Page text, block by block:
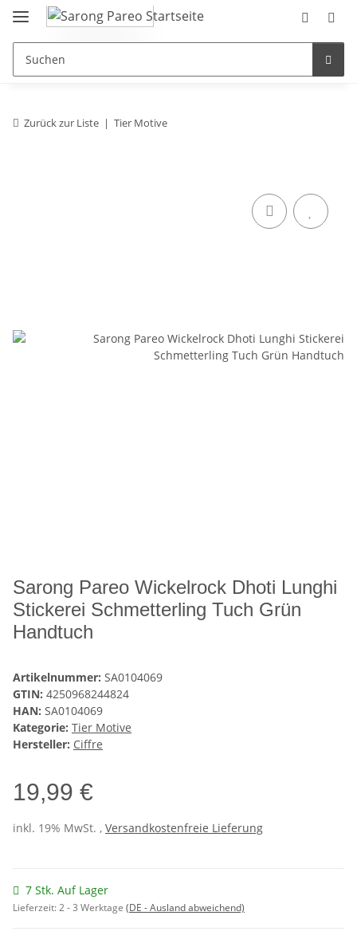
Zurück zur Liste Tier Motive
Sarong Pareo Wickelrock Dhoti Lunghi
Stickerei Schmetterling Tuch Grün
Handtuch
Artikelnummer: SA0104069
GTIN: 4250968244824
HAN: SA0104069
Kategorie: Tier Motive
Hersteller: Ciffre
19,99 €
inkl. 19% MwSt. , Versandkostenfreie Lieferung
7 Stk. Auf Lager
Lieferzeit:2 - 3 Werktage (DE - Ausland abweichend)